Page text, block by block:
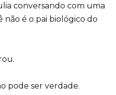
conversando com uma
não é o pai biológico do
pode ser verdade.